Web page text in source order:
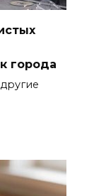
города